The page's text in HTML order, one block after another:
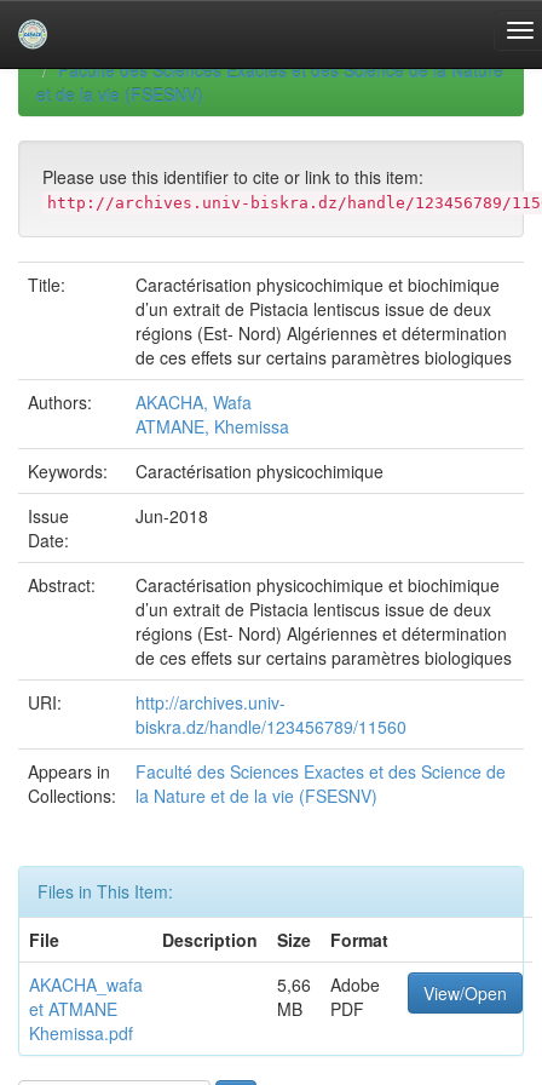
navigationUniversity of Biskra Repository
Faculté des Sciences Exactes et des Science de la Nature
et de la vie (FSESNV)
Please use this identifier to cite or link to this item:
http://archives.univ-biskra.dz/handle/123456789/
Title:
Caractérisation physicochimique et biochimique
d’un extrait de Pistacia lentiscus issue de deux
régions (Est- Nord) Algériennes et détermination
de ces effets sur certains paramètres biologiques
Authors:
AKACHA, Wafa
ATMANE, Khemissa
Keywords:
Caractérisation physicochimique
Issue
Date:
Jun-2018
Abstract:
Caractérisation physicochimique et biochimique
d’un extrait de Pistacia lentiscus issue de deux
régions (Est- Nord) Algériennes et détermination
de ces effets sur certains paramètres biologiques
URI:
http://archives.univ-
biskra.dz/handle/123456789/11560
Appears in
Collections:
Faculté des Sciences Exactes et des Science de
la Nature et de la vie (FSESNV)
Files in This Item:
File
Description Size
Format
AKACHA_wafa
et ATMANE
Khemissa.pdf
5,66
MB
Adobe
PDF
View/Open